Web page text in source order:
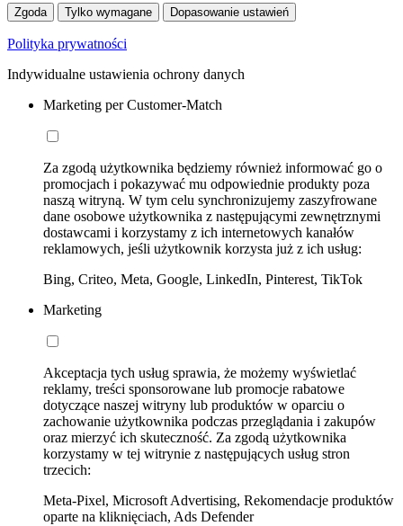
Zgoda Tylko wymagane Dopasowanie ustawień
Polityka prywatności
Indywidualne ustawienia ochrony danych
Marketing per Customer-Match
Za zgodą użytkownika będziemy również informować go o
promocjach i pokazywać mu odpowiednie produkty poza
naszą witryną. W tym celu synchronizujemy zaszyfrowane
dane osobowe użytkownika z następującymi zewnętrznymi
dostawcami i korzystamy z ich internetowych kanałów
reklamowych, jeśli użytkownik korzysta już z ich usług:
Bing, Criteo, Meta, Google, LinkedIn, Pinterest, TikTok
Marketing
Akceptacja tych usług sprawia, że możemy wyświetlać
reklamy, treści sponsorowane lub promocje rabatowe
dotyczące naszej witryny lub produktów w oparciu o
zachowanie użytkownika podczas przeglądania i zakupów
oraz mierzyć ich skuteczność. Za zgodą użytkownika
korzystamy w tej witrynie z następujących usług stron
trzecich:
Meta-Pixel, Microsoft Advertising, Rekomendacje produktów
oparte na kliknięciach, Ads Defender